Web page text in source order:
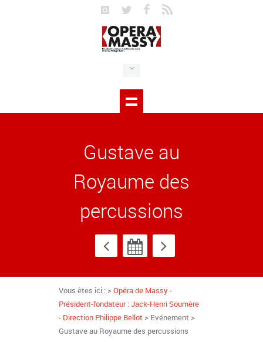
Gustave au
Royaume des
percussions
Vous êtes ici : >Opéra de Massy -
Président-fondateur : Jack-Henri Soumère
- Direction Philippe Bellot > Evénement >
Gustave au Royaume des percussions